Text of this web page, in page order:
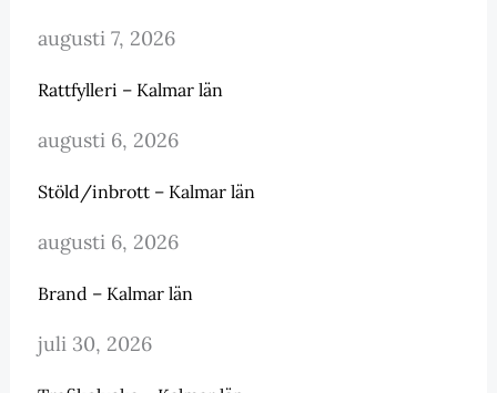
augusti 7, 2026
Rattfylleri – Kalmar län
augusti 6, 2026
Stöld/inbrott – Kalmar län
augusti 6, 2026
Brand – Kalmar län
juli 30, 2026